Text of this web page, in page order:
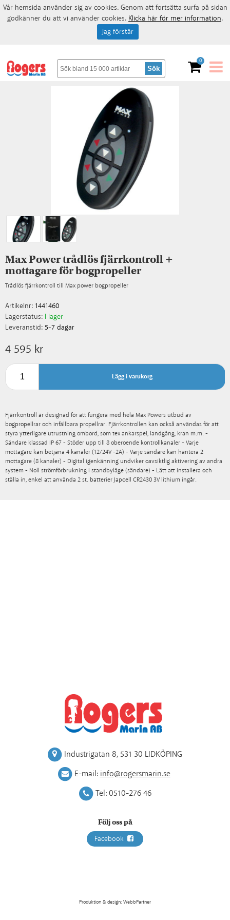
0
Max Power trådlös fjärrkontroll +
mottagare för bogpropeller
Trådlös fjärrkontroll till Max power bogpropeller
Artikelnr: 1441460
Lagerstatus: I lager
Leveranstid: 5-7 dagar
4 595 kr
Lägg i varukorg
Fjärrkontroll är designad för att fungera med hela Max Powers utbud av
bogpropellrar och infällbara propellrar. Fjärrkontrollen kan också användas för att
styra ytterligare utrustning ombord, som tex ankarspel, landgång, kran m.m. -
Sändare klassad IP 67 - Stöder upp till 8 oberoende kontrollkanaler - Varje
mottagare kan betjäna 4 kanaler (12/24V -2A) - Varje sändare kan hantera 2
mottagare (8 kanaler) - Digital igenkänning undviker oavsiktlig aktivering av andra
system - Noll strömförbrukning i standbyläge (sändare) - Lätt att installera och
ställa in, enkel att använda 2 st. batterier Japcell CR2430 3V lithium ingår.
Industrigatan 8, 531 30 LIDKÖPING
E-mail:info@rogersmarin.se
Tel:0510-276 46
Följ oss på
Facebook
Produktion & design: WebbPartner
Vår hemsida använder sig av cookies. Genom att fortsätta surfa på sidan
godkänner du att vi använder cookies. Klicka här för mer information.
Jag förstår